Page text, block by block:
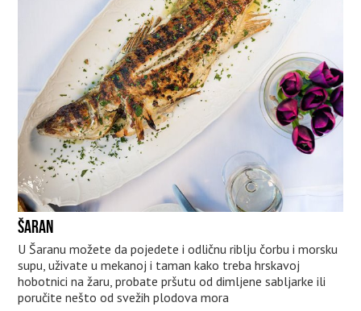
ŠARAN
U Šaranu možete da pojedete i odličnu riblju čorbu i morsku
supu, uživate u mekanoj i taman kako treba hrskavoj
hobotnici na žaru, probate pršutu od dimljene sabljarke ili
poručite nešto od svežih plodova mora